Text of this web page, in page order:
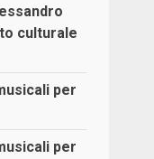
culturale
per
per